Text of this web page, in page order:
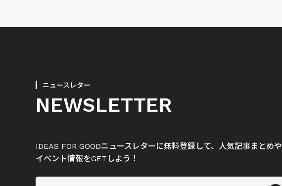
ニュースレター
NEWSLETTER
IDEAS FOR GOODニュースレターに無料登録して、人気記事まとめや
イベント情報をGETしよう！